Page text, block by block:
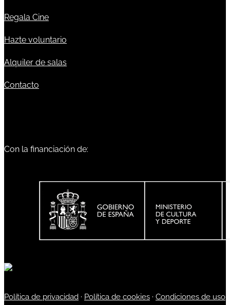
Regala Cine
Hazte voluntario
Alquiler de salas
Contacto
Con la financiación de:
Política de privacidad · Política de cookies · Condiciones de uso